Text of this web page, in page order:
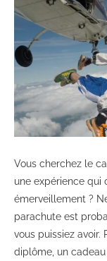
Vous cherchez le
une expérience qui
émerveillement ?
parachute est
vous puissiez avoir.
diplôme, un